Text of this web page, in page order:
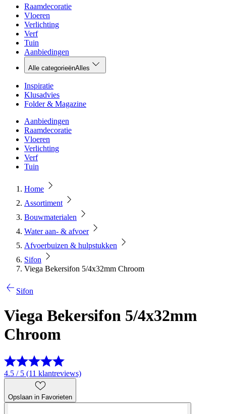
Raamdecoratie
Vloeren
Verlichting
Verf
Tuin
Aanbiedingen
Alle categorieënAlles
Inspiratie
Klusadvies
Folder & Magazine
Aanbiedingen
Raamdecoratie
Vloeren
Verlichting
Verf
Tuin
Home
Assortiment
Bouwmaterialen
Water aan- & afvoer
Afvoerbuizen & hulpstukken
Sifon
Viega Bekersifon 5/4x32mm Chroom
Sifon
Viega Bekersifon 5/4x32mm
Chroom
4.5 / 5 (11 klantreviews)
Opslaan in Favorieten